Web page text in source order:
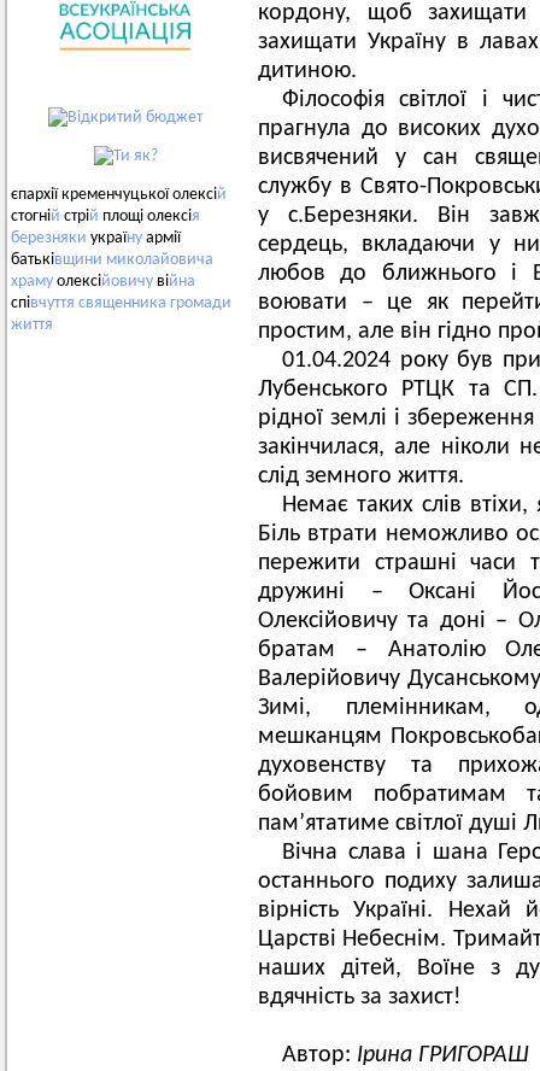
єпархії кременчуцької олексій
стогній стрій площі олексія
березняки україну армії
батьківщини миколайовича
храму олексійовичу війна
співчуття священника громади
життя
кордону, щоб захищати
захищати Україну в
дитиною.
Філософія світлої і
прагнула до високих
висвячений у сан
службу в Свято-
у с.Березняки. Він
сердець, вкладаючи у
любов до ближнього і
воювати – це як
простим, але він гідно
01.04.2024 року був
Лубенського РТЦК та
рідної землі і
закінчилася, але ніколи
слід земного життя.
Немає таких слів
Біль втрати неможливо
пережити страшні часи
дружині – Оксані
Олексійовичу та доні –
братам – Анатолію
Валерійовичу
Зимі, племінникам,
мешканцям
духовенству та
бойовим побратимам
пам’ятатиме світлої душі
Вічна слава і шана
останнього подиху
вірність Україні.
Царстві Небеснім.
наших дітей, Воїне з
вдячність за захист!
Автор: Ірина ГРИГОРАШ